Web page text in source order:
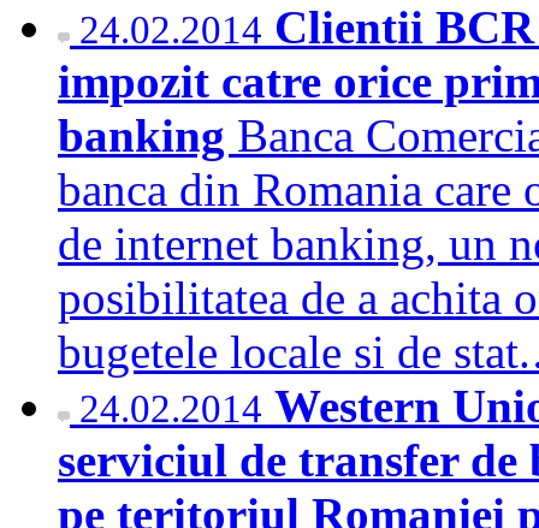
24.02.2014 Clientii
impozit catre orice
banking Banca
banca din Romania
de internet banking, un
posibilitatea de a achita
bugetele locale si de
24.02.2014 Western
serviciul de transfer
pe teritoriul Romaniei